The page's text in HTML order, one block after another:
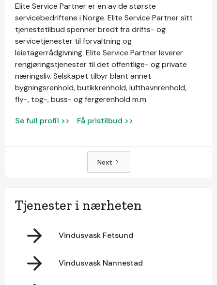
Elite Service Partner er en av de største
servicebedriftene i Norge. Elite Service Partner sitt
tjenestetilbud spenner bredt fra drifts- og
servicetjenester til forvaltning og
leietagerrådgivning. Elite Service Partner leverer
rengjøringstjenester til det offentlige- og private
næringsliv. Selskapet tilbyr blant annet
bygningsrenhold, butikkrenhold, lufthavnrenhold,
fly-, tog-, buss- og fergerenhold m.m.
Se full profil >> Få pristilbud >>
Next
Tjenester i nærheten
Vindusvask Fetsund
Vindusvask Nannestad